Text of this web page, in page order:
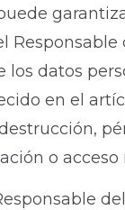
datos
en el
o